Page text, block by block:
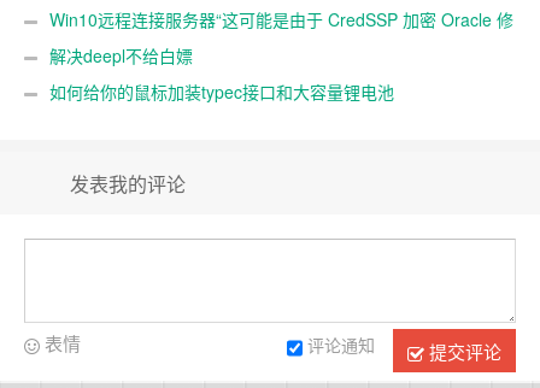
Win10远程连接服务器“这可能是由于 CredSSP 加密 Oracle 修
正”解决办法
解决deepl不给白嫖
如何给你的鼠标加装typec接口和大容量锂电池
发表我的评论
提交评论
评论通知
表情